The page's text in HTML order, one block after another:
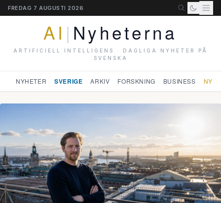
FREDAG 7 AUGUSTI 2026
AI | Nyheterna
ARTIFICIELL INTELLIGENS · DAGLIGA NYHETER PÅ
SVENSKA
NYHETER SVERIGE ARKIV FORSKNING BUSINESS